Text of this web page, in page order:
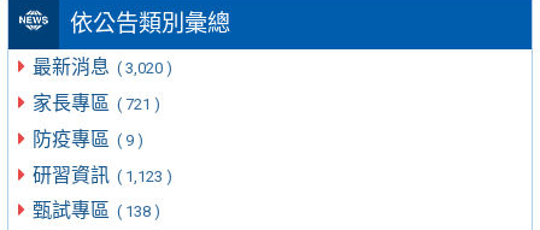
依公告類別彙總
最新消息 ( 3,020 )
家長專區 ( 721 )
防疫專區 ( 9 )
研習資訊 ( 1,123 )
甄試專區 ( 138 )